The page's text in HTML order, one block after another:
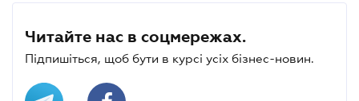
Читайте нас в соцмережах.
Підпишіться, щоб бути в курсі усіх бізнес-новин.